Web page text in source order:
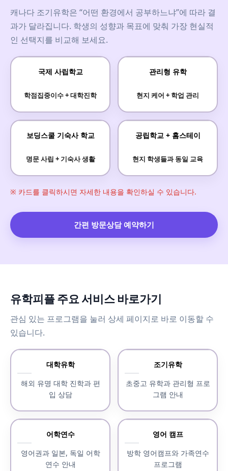
캐나다 조기유학은 “어떤 환경에서 공부하느냐”에 따라 결
과가 달라집니다. 학생의 성향과 목표에 맞춰 가장 현실적
인 선택지를 비교해 보세요.
국제 사립학교
학점집중이수 + 대학진학
관리형 유학
현지 케어 + 학업 관리
보딩스쿨 기숙사 학교
명문 사립 + 기숙사 생활
공립학교 + 홈스테이
현지 학생들과 동일 교육
※ 카드를 클릭하시면 자세한 내용을 확인하실 수 있습니다.
간편 방문상담 예약하기
유학피플 주요 서비스 바로가기
관심 있는 프로그램을 눌러 상세 페이지로 바로 이동할 수
있습니다.
대학유학
해외 유명 대학 진학과 편
입 상담
조기유학
초중고 유학과 관리형 프로
그램 안내
어학연수
영어권과 일본, 독일 어학
연수 안내
영어 캠프
방학 영어캠프와 가족연수
프로그램